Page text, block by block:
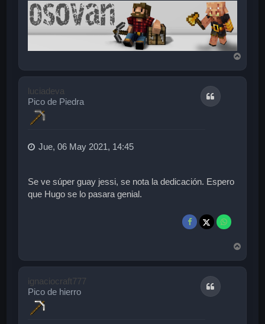
r
luciadeva
Pico de Piedra
Citar
Jue, 06 May 2021, 14:45
Se ve súper guay jessi, se nota la dedicación. Espero
que Hugo se lo pasara genial.
r
ignaciocraft777
Pico de hierro
Citar